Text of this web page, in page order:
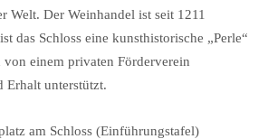
Welt. Der Weinhandel ist seit 1211
das Schloss eine kunsthistorische „Perle“
einem privaten Förderverein
Erhalt unterstützt.
am Schloss (Einführungstafel)